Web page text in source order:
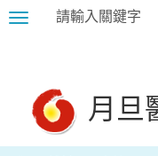
Toggle
月旦